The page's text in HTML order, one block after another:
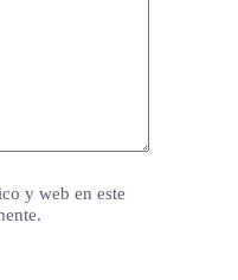
y web en este